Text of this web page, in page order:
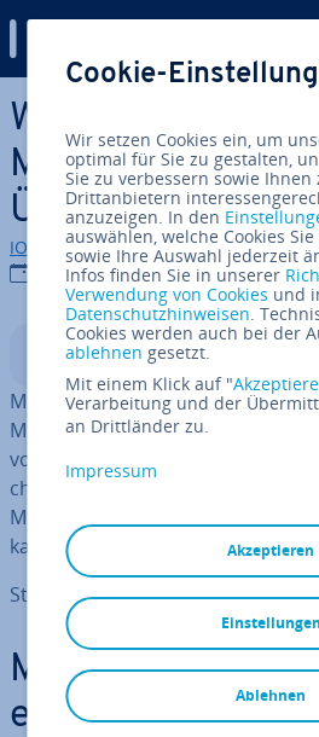
Zum Haupt­in­halt springen
Was ist Microsoft
Microsoft-
Überblick
IONOS Redaktion
27.06.2023
In­halts­ver­zeich­nis
Microsoft 365 be­inhal­tet neben
Microsoft-Office-Paket eine Reihe
vorrangig cloud­ba­sier­ter
che Abon­ne­ments und Pläne
Microsoft 365 sowohl im
kann, als auch für
Stand der In­for­ma­tio­nen: Juli 2025
Microsoft 365 –
ei­gent­lich?
Cookie-
Wir setzen Cookies ein, um
optimal für Sie zu gestalten,
Sie zu verbessern sowie
Drittanbietern
anzuzeigen. In den
auswählen, welche Cookies
sowie Ihre Auswahl jederzeit
Infos finden Sie in unserer
Verwendung von Cookies und
Datenschutzhinweisen.
Cookies werden auch bei der
ablehnen gesetzt.
Mit einem Klick auf "
Verarbeitung und der
an Drittländer zu.
Impressum
Akzeptieren
Ablehnen
Einstellungen